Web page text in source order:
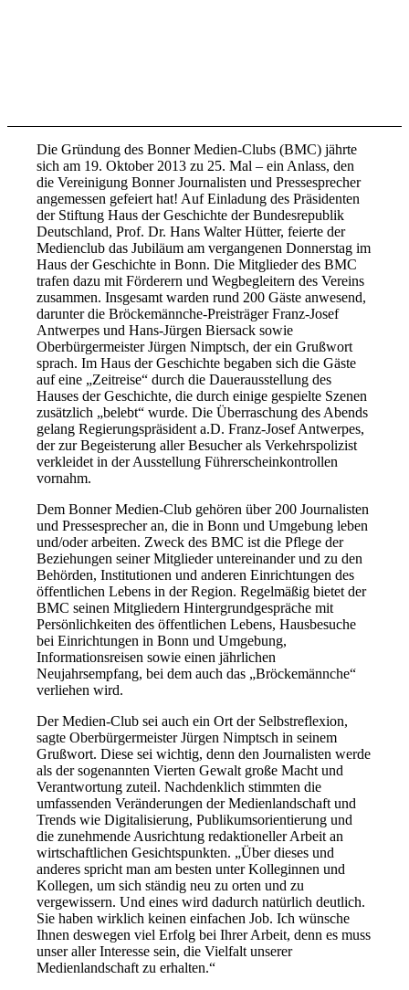
Die Gründung des Bonner Medien-Clubs (BMC) jährte
sich am 19. Oktober 2013 zu 25. Mal – ein Anlass, den
die Vereinigung Bonner Journalisten und Pressesprecher
angemessen gefeiert hat! Auf Einladung des Präsidenten
der Stiftung Haus der Geschichte der Bundesrepublik
Deutschland, Prof. Dr. Hans Walter Hütter, feierte der
Medienclub das Jubiläum am vergangenen Donnerstag im
Haus der Geschichte in Bonn. Die Mitglieder des BMC
trafen dazu mit Förderern und Wegbegleitern des Vereins
zusammen. Insgesamt warden rund 200 Gäste anwesend,
darunter die Bröckemännche-Preisträger Franz-Josef
Antwerpes und Hans-Jürgen Biersack sowie
Oberbürgermeister Jürgen Nimptsch, der ein Grußwort
sprach. Im Haus der Geschichte begaben sich die Gäste
auf eine „Zeitreise“ durch die Dauerausstellung des
Hauses der Geschichte, die durch einige gespielte Szenen
zusätzlich „belebt“ wurde. Die Überraschung des Abends
gelang Regierungspräsident a.D. Franz-Josef Antwerpes,
der zur Begeisterung aller Besucher als Verkehrspolizist
verkleidet in der Ausstellung Führerscheinkontrollen
vornahm.
Dem Bonner Medien-Club gehören über 200 Journalisten
und Pressesprecher an, die in Bonn und Umgebung leben
und/oder arbeiten. Zweck des BMC ist die Pflege der
Beziehungen seiner Mitglieder untereinander und zu den
Behörden, Institutionen und anderen Einrichtungen des
öffentlichen Lebens in der Region. Regelmäßig bietet der
BMC seinen Mitgliedern Hintergrundgespräche mit
Persönlichkeiten des öffentlichen Lebens, Hausbesuche
bei Einrichtungen in Bonn und Umgebung,
Informationsreisen sowie einen jährlichen
Neujahrsempfang, bei dem auch das „Bröckemännche“
verliehen wird.
Der Medien-Club sei auch ein Ort der Selbstreflexion,
sagte Oberbürgermeister Jürgen Nimptsch in seinem
Grußwort. Diese sei wichtig, denn den Journalisten werde
als der sogenannten Vierten Gewalt große Macht und
Verantwortung zuteil. Nachdenklich stimmten die
umfassenden Veränderungen der Medienlandschaft und
Trends wie Digitalisierung, Publikumsorientierung und
die zunehmende Ausrichtung redaktioneller Arbeit an
wirtschaftlichen Gesichtspunkten. „Über dieses und
anderes spricht man am besten unter Kolleginnen und
Kollegen, um sich ständig neu zu orten und zu
vergewissern. Und eines wird dadurch natürlich deutlich.
Sie haben wirklich keinen einfachen Job. Ich wünsche
Ihnen deswegen viel Erfolg bei Ihrer Arbeit, denn es muss
unser aller Interesse sein, die Vielfalt unserer
Medienlandschaft zu erhalten.“